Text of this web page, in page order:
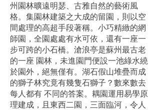
州園林曠遠明瑟、古雅自然的藝術風
格。集園林建築之大成的留園，則以空
間處理的高超手段著稱。小巧精緻的網
師園，全園處處有水可依，還有一座一
步可跨的小石橋。滄浪亭是蘇州最古老
的一座 園林，未進園門便設一池綠水繞
於園外，絕無僅有。湖石假山堆疊而成
的獅子林究竟有幾隻石獅子？數來數去
每人都有 不同的答案。耦園運用易學原
理建成，且東西二園，三面臨河，令人